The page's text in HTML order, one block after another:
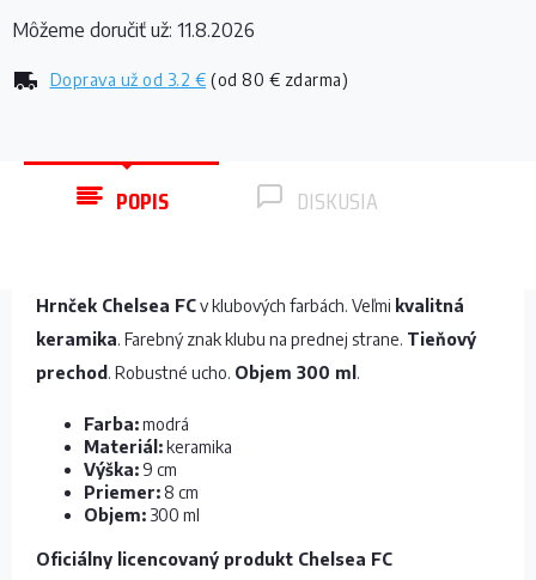
Doprava už od 3.2 € (od 80 € zdarma)
Môžeme doručiť už: 11.8.2026
POPIS DISKUSIA
Hrnček Chelsea FCv klubových farbách. Veľmi kvalitná
keramika. Farebný znak klubu na prednej strane. Tieňový
prechod . Robustné ucho. Objem 300 ml .
Farba:modrá
Materiál:keramika
Výška: 9 cm
Priemer:8 cm
Objem: 300 ml
Oficiálny licencovaný produkt Chelsea FC